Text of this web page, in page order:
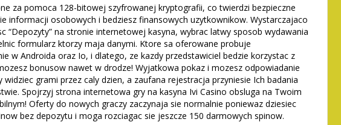
za pomoca 128-bitowej szyfrowanej kryptografii, co twierdzi bezpieczne
informacji osobowych i bedziesz finansowych uzytkownikow. Wystarczajaco
“Depozyty” na stronie internetowej kasyna, wybrac latwy sposob wydawania
formularz ktorzy maja danymi. Ktore sa oferowane probuje
w Androida oraz Io, i dlatego, ze kazdy przedstawiciel bedzie korzystac z
bonusow nawet w drodze! Wyjatkowa pokaz i mozesz odpowiadanie
widziec grami przez caly dzien, a zaufana rejestracja przyniesie Ich badania
Spojrzyj strona internetowa gry na kasyna Ivi Casino obsluga na Twoim
Oferty do nowych graczy zaczynaja sie normalnie poniewaz dziesiec
bez depozytu i moga rozciagac sie jeszcze 150 darmowych spinow.